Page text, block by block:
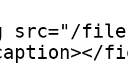
src="/